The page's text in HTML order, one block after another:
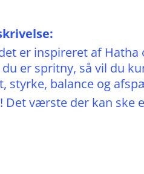
er inspireret af Hatha
er spritny, så vil du
styrke, balance og
Det værste der kan ske